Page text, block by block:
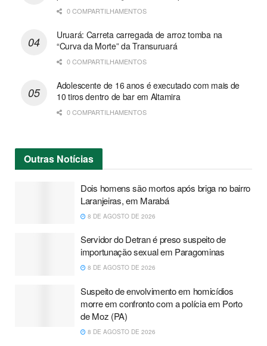
0 COMPARTILHAMENTOS
Uruará: Carreta carregada de arroz tomba na
“Curva da Morte” da Transuruará
0 COMPARTILHAMENTOS
Adolescente de 16 anos é executado com mais de
10 tiros dentro de bar em Altamira
0 COMPARTILHAMENTOS
Outras Notícias
Dois homens são mortos após briga no bairro
Laranjeiras, em Marabá
8 DE AGOSTO DE 2026
Servidor do Detran é preso suspeito de
importunação sexual em Paragominas
8 DE AGOSTO DE 2026
Suspeito de envolvimento em homicídios
morre em confronto com a polícia em Porto
de Moz (PA)
8 DE AGOSTO DE 2026